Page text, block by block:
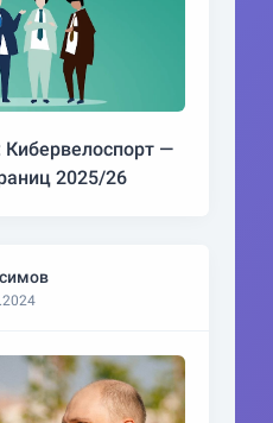
Кибервелоспорт —
2025/26